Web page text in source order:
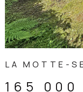
LA MOTTE-
165 000